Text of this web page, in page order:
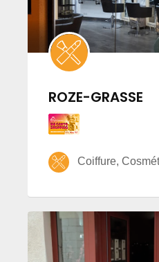
ROZE-GRASSE
Coiffure,